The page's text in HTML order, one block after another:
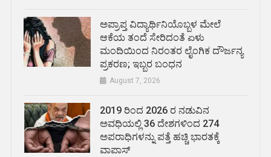
ಅಪ್ರಾಪ್ತ ವಿದ್ಯಾರ್ಥಿನಿಯೊಬ್ಬಳ ಮೇಲೆ
ಆಕೆಯ ತಂದೆ ಸೇರಿದಂತೆ ಏಳು
ಮಂದಿಯಿಂದ ನಿರಂತರ ಲೈಂಗಿಕ ದೌರ್ಜನ್ಯ
ಪ್ರಕರಣ; ಇಬ್ಬರ ಬಂಧನ
August 7, 2026
2019 ರಿಂದ 2026 ರ ನಡುವಿನ
ಅವಧಿಯಲ್ಲಿ 36 ದೇಶಗಳಿಂದ 274
ಅಪರಾಧಿಗಳನ್ನು ಪತ್ತೆ ಹಚ್ಚಿ ಭಾರತಕ್ಕೆ
ವಾಪಾಸ್